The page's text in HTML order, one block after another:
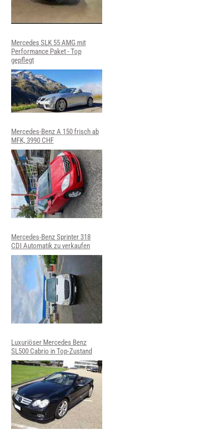
Mercedes SLK 55 AMG mit
Performance Paket - Top
gepflegt
Mercedes-Benz A 150 frisch ab
MFK, 3990 CHF
Mercedes-Benz Sprinter 318
CDI Automatik zu verkaufen
Luxuriöser Mercedes Benz
SL500 Cabrio in Top-Zustand